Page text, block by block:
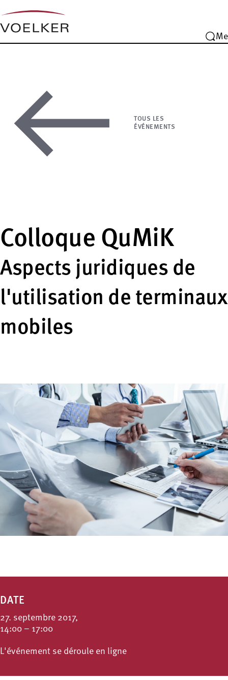
TOUS LES
ÉVÉNEMENTS
Colloque QuMiK
Aspects juridiques de
l'utilisation de terminaux
mobiles
DATE
27. septembre 2017,
14:00 – 17:00
L'événement se déroule en ligne